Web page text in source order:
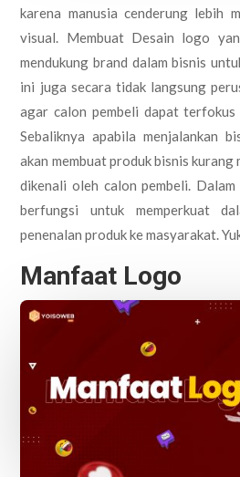
karena manusia cenderung lebih
visual. Membuat Desain logo
mendukung brand dalam bisnis
ini juga secara tidak langsung
agar calon pembeli dapat terfokus
Sebaliknya apabila menjalankan
akan membuat produk bisnis
dikenali oleh calon pembeli.
berfungsi untuk memperkuat
penenalan produk ke masyarakat.
Manfaat Logo